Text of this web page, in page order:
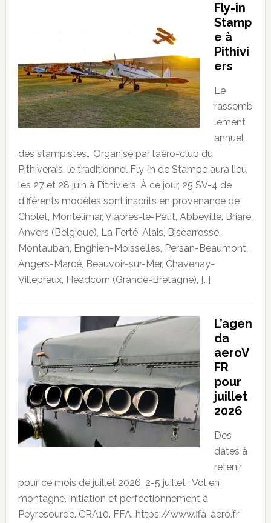
Fly-in
Stamp
e à
Pithivi
ers
Le
rassemb
lement
annuel
des stampistes… Organisé par l’aéro-club du
Pithiverais, le traditionnel Fly-in de Stampe aura lieu
les 27 et 28 juin à Pithiviers. À ce jour, 25 SV-4 de
différents modèles sont inscrits en provenance de
Cholet, Montélimar, Viâpres-le-Petit, Abbeville, Briare,
Anvers (Belgique), La Ferté-Alais, Biscarrosse,
Montauban, Enghien-Moisselles, Persan-Beaumont,
Angers-Marcé, Beauvoir-sur-Mer, Chavenay-
Villepreux, Headcorn (Grande-Bretagne), […]
L’agen
da
aeroV
FR
pour
juillet
2026
Des
dates à
retenir
pour ce mois de juillet 2026. 2-5 juillet : Vol en
montagne, initiation et perfectionnement à
Peyresourde. CRA10. FFA. https://www.ffa-aero.fr